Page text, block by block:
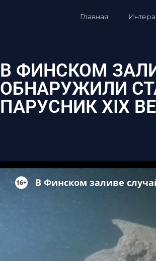
Главная
В ФИНСКОМ
ОБНАРУЖИЛИ
ПАРУСНИК XIX